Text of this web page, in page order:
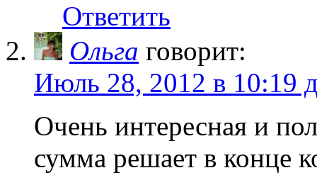
Ответить
Ольга говорит:
Июль 28, 2012 в 10:19
Очень интересная и
сумма решает в конце